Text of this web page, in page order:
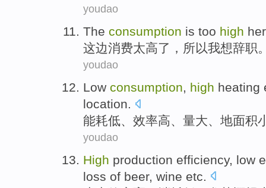
youdao
The consumption is too high
这边消费太高了， 所以我想辞职
youdao
Low consumption, high heating
location.
能耗低、 效率高、 量大、地面积
youdao
High production efficiency, low
loss of beer, wine etc.